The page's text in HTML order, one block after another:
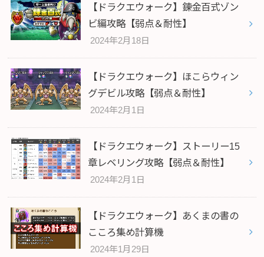
【ドラクエウォーク】錬金百式ゾン
ビ編攻略【弱点＆耐性】
2024年2月18日
【ドラクエウォーク】ほこらウィン
グデビル攻略【弱点＆耐性】
2024年2月1日
【ドラクエウォーク】ストーリー15
章レベリング攻略【弱点＆耐性】
2024年2月1日
【ドラクエウォーク】あくまの書の
こころ集め計算機
2024年1月29日